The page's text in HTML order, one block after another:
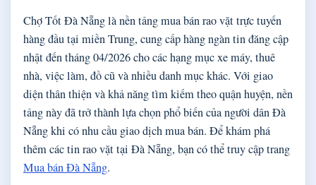
Chợ Tốt Đà Nẵng là nền tảng mua bán rao vặt trực tuyến
hàng đầu tại miền Trung, cung cấp hàng ngàn tin đăng cập
nhật đến tháng 04/2026 cho các hạng mục xe máy, thuê
nhà, việc làm, đồ cũ và nhiều danh mục khác. Với giao
diện thân thiện và khả năng tìm kiếm theo quận huyện, nền
tảng này đã trở thành lựa chọn phổ biến của người dân Đà
Nẵng khi có nhu cầu giao dịch mua bán. Để khám phá
thêm các tin rao vặt tại Đà Nẵng, bạn có thể truy cập trang
Mua bán Đà Nẵng.